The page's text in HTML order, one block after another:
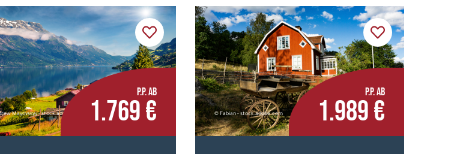
Mayovskyy - stock.adobe.com
P.P. AB
1.769 € © Fabian - stock.adobe.com
P.P. AB
1.989 €